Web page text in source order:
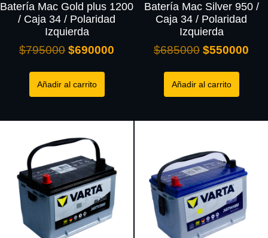
Batería Mac Gold plus 1200
/ Caja 34 / Polaridad
Izquierda
$795000 $690000
Añadir al carrito
Batería Mac Silver 950 /
Caja 34 / Polaridad
Izquierda
$685000 $550000
Añadir al carrito